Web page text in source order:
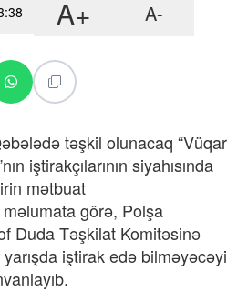
A+ A-
təşkil olunacaq “Vüqar
iştirakçılarının siyahısında
mətbuat
görə, Polşa
Duda Təşkilat Komitəsinə
iştirak edə bilməyəcəyi